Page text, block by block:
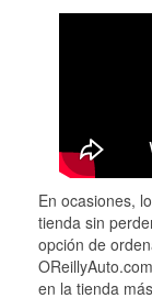
En ocasiones,
tienda sin
opción de
en la tienda